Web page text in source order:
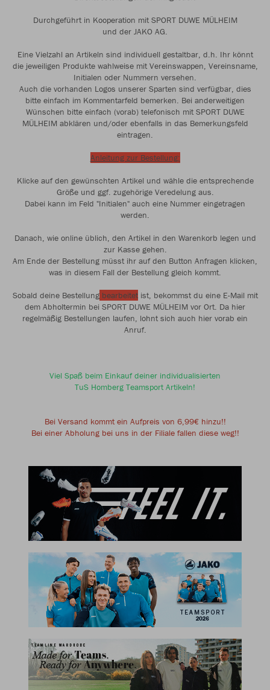
Durchgeführt in Kooperation mit SPORT DUWE MÜLHEIM
und der JAKO AG.
Eine Vielzahl an Artikeln sind individuell gestaltbar, d.h. Ihr könnt
die jeweiligen Produkte wahlweise mit Vereinswappen, Vereinsname,
Initialen oder Nummern versehen.
Auch die vorhanden Logos unserer Sparten sind verfügbar, dies
bitte einfach im Kommentarfeld bemerken. Bei anderweitigen
Wünschen bitte einfach (vorab) telefonisch mit SPORT DUWE
MÜLHEIM abklären und/oder ebenfalls in das Bemerkungsfeld
eintragen.
Anleitung zur Bestellung:
Klicke auf den gewünschten Artikel und wähle die entsprechende
Größe und ggf. zugehörige Veredelung aus.
Dabei kann im Feld "Initialen" auch eine Nummer eingetragen
werden.
Danach, wie online üblich, den Artikel in den Warenkorb legen und
zur Kasse gehen.
Am Ende der Bestellung müsst ihr auf den Button Anfragen klicken,
was in diesem Fall der Bestellung gleich kommt.
Sobald deine Bestellungbearbeitetist, bekommst du eine E-Mail mit
dem Abholtermin bei SPORT DUWE MÜLHEIM vor Ort. Da hier
regelmäßig Bestellungen laufen, lohnt sich auch hier vorab ein
Anruf.
Viel Spaß beim Einkauf deiner individualisierten
TuS Homberg Teamsport Artikeln!
Bei Versand kommt ein Aufpreis von 6,99€ hinzu!!
Bei einer Abholung bei uns in der Filiale fallen diese weg!!